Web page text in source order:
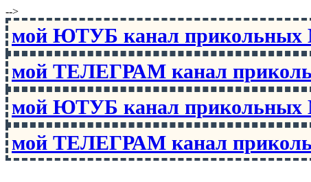
-->
мой ЮТУБ канал
мой ТЕЛЕГРАМ канал
мой ЮТУБ канал
мой ТЕЛЕГРАМ канал